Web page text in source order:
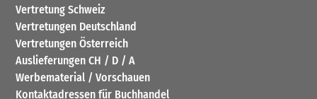
Vertretung Schweiz
Vertretungen Deutschland
Vertretungen Österreich
Auslieferungen CH / D / A
Werbematerial / Vorschauen
Kontaktadressen für Buchhandel